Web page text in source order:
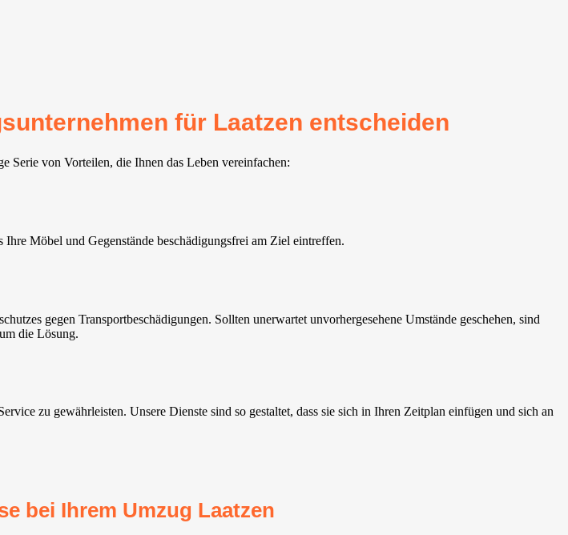
für Laatzen entscheiden
Serie von Vorteilen, die Ihnen das Leben vereinfachen:
Möbel und Gegenstände beschädigungsfrei am Ziel eintreffen.
gegen Transportbeschädigungen. Sollten unerwartet unvorhergesehene Umstände geschehen, sind
die Lösung.
zu gewährleisten. Unsere Dienste sind so gestaltet, dass sie sich in Ihren Zeitplan einfügen und sich an
bei Ihrem Umzug Laatzen